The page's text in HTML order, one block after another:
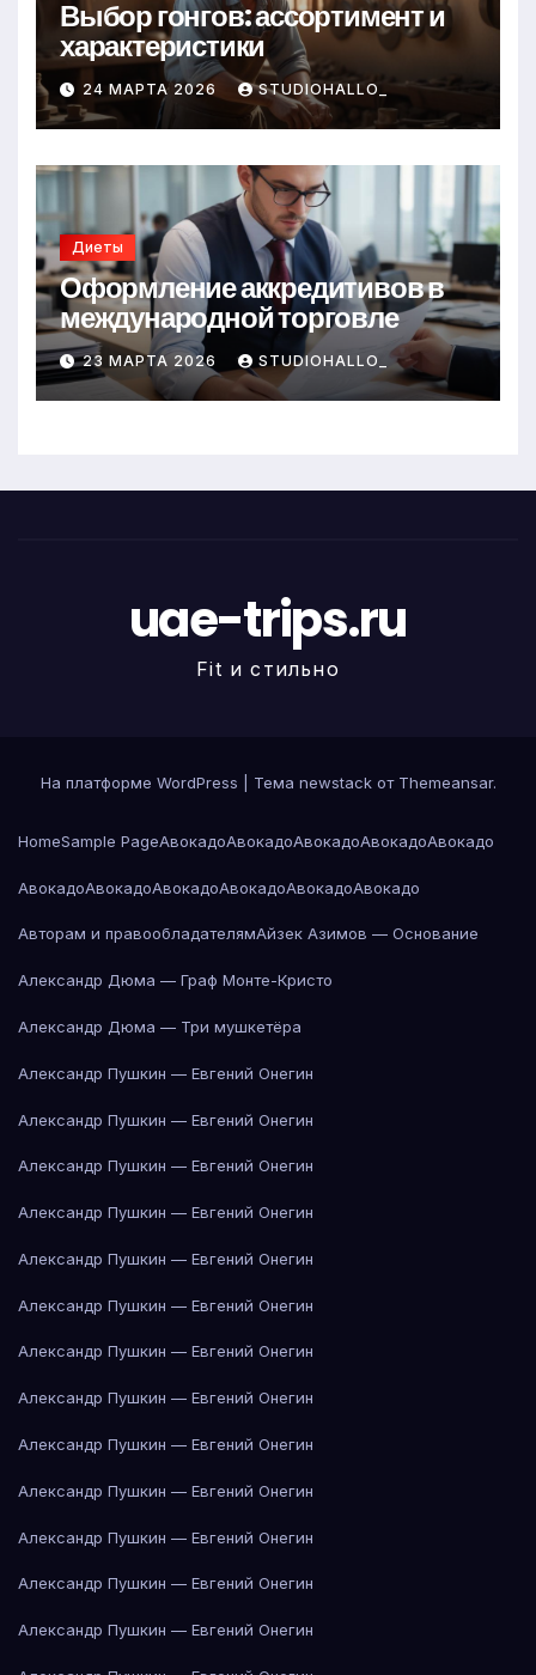
Выбор гонгов: ассортимент и
характеристики
24 МАРТА 2026 STUDIOHALLO_
Диеты
Оформление аккредитивов в
международной торговле
23 МАРТА 2026 STUDIOHALLO_
uae-trips.ru
Fit и стильно
На платформе WordPress Тема newstack от Themeansar.
HomeSample PageАвокадоАвокадоАвокадоАвокадоАвокадо
АвокадоАвокадоАвокадоАвокадоАвокадоАвокадо
Авторам и правообладателямАйзек Азимов — Основание
Александр Дюма — Граф Монте-Кристо
Александр Дюма — Три мушкетёра
Александр Пушкин — Евгений Онегин
Александр Пушкин — Евгений Онегин
Александр Пушкин — Евгений Онегин
Александр Пушкин — Евгений Онегин
Александр Пушкин — Евгений Онегин
Александр Пушкин — Евгений Онегин
Александр Пушкин — Евгений Онегин
Александр Пушкин — Евгений Онегин
Александр Пушкин — Евгений Онегин
Александр Пушкин — Евгений Онегин
Александр Пушкин — Евгений Онегин
Александр Пушкин — Евгений Онегин
Александр Пушкин — Евгений Онегин